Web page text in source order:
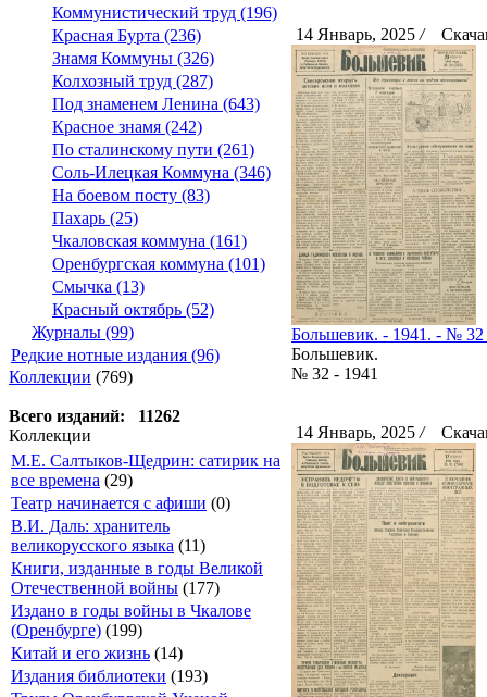
Коммунистический труд (196)
Красная Бурта (236)
Знамя Коммуны (326)
Колхозный труд (287)
Под знаменем Ленина (643)
Красное знамя (242)
По сталинскому пути (261)
Соль-Илецкая Коммуна (346)
На боевом посту (83)
Пахарь (25)
Чкаловская коммуна (161)
Оренбургская коммуна (101)
Смычка (13)
Красный октябрь (52)
Журналы (99)
Редкие нотные издания (96)
Коллекции (769)
Всего изданий: 11262
Коллекции
М.Е. Салтыков-Щедрин: сатирик на
все времена (29)
Театр начинается с афиши (0)
В.И. Даль: хранитель
великорусского языка (11)
Книги, изданные в годы Великой
Отечественной войны (177)
Издано в годы войны в Чкалове
(Оренбурге) (199)
Китай и его жизнь (14)
Издания библиотеки (193)
14 Январь, 2025 /
Большевик. - 1941. - № 32
Большевик.
№ 32 - 1941
14 Январь, 2025 /